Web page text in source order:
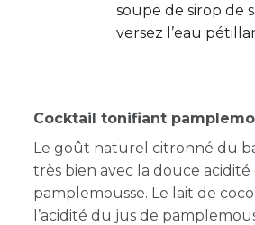
soupe de sirop de
versez l’eau
Cocktail tonifiant
Le goût naturel citronné du
très bien avec la douce acidité
pamplemousse. Le lait de
l’acidité du jus de